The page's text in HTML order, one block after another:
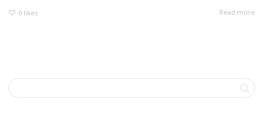
0 likes Read more